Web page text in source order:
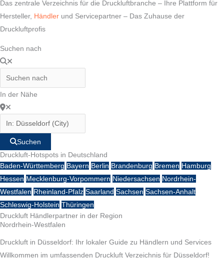
Das zentrale Verzeichnis für die Druckluftbranche – Ihre Plattform für
Hersteller, Händler und Servicepartner – Das Zuhause der
Druckluftprofis
Suchen nach
In der Nähe
Suchen
Druckluft-Hotspots in Deutschland
Baden-Württemberg Bayern Berlin Brandenburg Bremen Hamburg
Hessen Mecklenburg-Vorpommern Niedersachsen Nordrhein-
Westfalen Rheinland-Pfalz Saarland Sachsen Sachsen-Anhalt
Schleswig-Holstein Thüringen
Druckluft Händlerpartner in der Region
Nordrhein-Westfalen
Druckluft in Düsseldorf: Ihr lokaler Guide zu Händlern und Services
Willkommen im umfassenden Druckluft Verzeichnis für Düsseldorf!